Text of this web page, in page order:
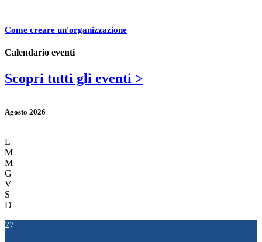
Come creare un'organizzazione
Calendario eventi
Scopri tutti gli eventi >
Agosto 2026
L
M
M
G
V
S
D
27